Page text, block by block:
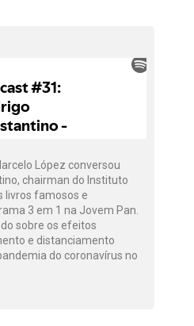
López conversou
chairman do Instituto
livros famosos e
3 em 1 na Jovem Pan.
sobre os efeitos
e distanciamento
do coronavírus no